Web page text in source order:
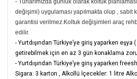
- Turlarımızda günlük olarak koltuk
değişimi) uygulaması yapılmakta olup , sabit
garantisi verilmez.Koltuk değişimleri araç
edilir.
- Yurtdışından Türkiye’ye giriş yaparken eşya
getirebilmek için en az 3 gün konaklama
- Yurtdışından Türkiye’ye giriş yaparken
Sigara: 3 karton , Alkollü İçecekler: 1 litre